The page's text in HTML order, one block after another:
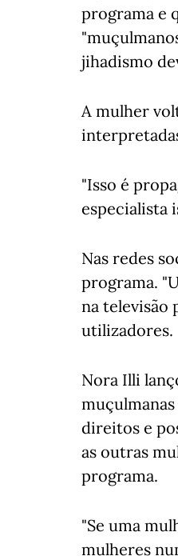
programa e
jihadismo
A mulher
"Isso é
especialista
Nas redes
programa.
na televisão
utilizadores.
Nora Illi
direitos e
as outras
programa.
"Se uma
mulheres